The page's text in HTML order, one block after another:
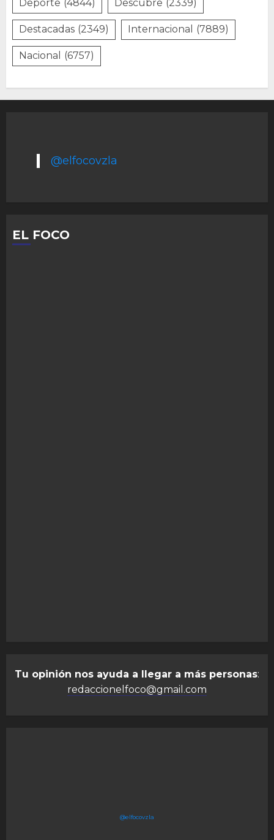
Deporte (4844) Descubre (2339)
Destacadas (2349) Internacional (7889)
Nacional (6757)
@elfocovzla
EL FOCO
Tu opinión nos ayuda a llegar a más personas:
redaccionelfoco@gmail.com
@elfocovzla